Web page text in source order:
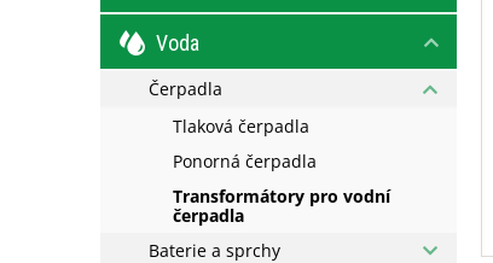
Voda
Čerpadla
Tlaková čerpadla
Ponorná čerpadla
Transformátory pro vodní
čerpadla
Baterie a sprchy